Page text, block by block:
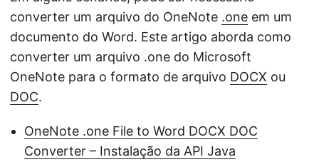
converter um arquivo do OneNote .one em um
documento do Word. Este artigo aborda como
converter um arquivo .one do Microsoft
OneNote para o formato de arquivo DOCX ou
DOC.
OneNote .one File to Word DOCX DOC
Converter – Instalação da API Java